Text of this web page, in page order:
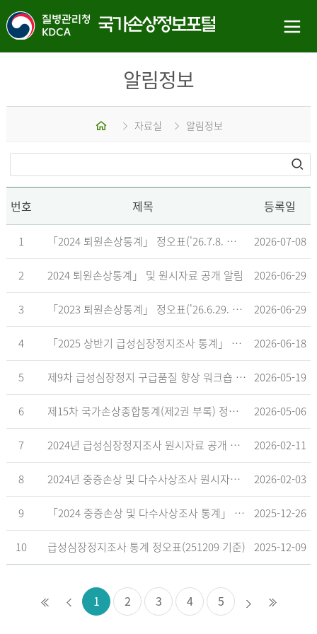
알림정보
홈 자료실 알림정보
번호 제목 등록일
1 「2024 퇴원손상통계」 정오표('26.7.8. 기준) 2026-07-08
2 2024 퇴원손상통계」 및 원시자료 공개 알림 2026-06-29
3 「2023 퇴원손상통계」 정오표('26.6.29. 기준) 2026-06-29
4 「2025 상반기 급성심장정지조사 통계」 공표 2026-06-18
5 제9차 급성심장정지 구급품질 향상 워크숍 개최 안내 2026-05-19
6 제15차 국가손상종합통계(제2권 부록) 정오표('26.5.18. 기준) 2026-05-06
7 2024년 급성심장정지조사 원시자료 공개 알림 2026-02-11
8 2024년 중증손상 및 다수사상조사 원시자료 공개 알림 2026-02-03
9 「2024 중증손상 및 다수사상조사 통계」 공표 2025-12-26
10 급성심장정지조사 통계 정오표(251209 기준) 2025-12-09
1 2 3 4 5